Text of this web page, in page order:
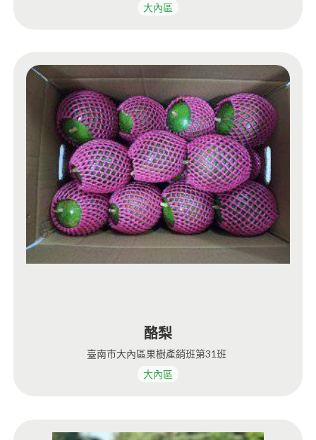
大內區
酪梨
臺南市大內區果樹產銷班第31班
大內區